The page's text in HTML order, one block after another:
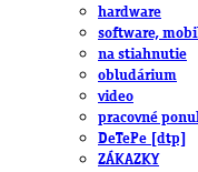
hardware
software,
na stiahnutie
obludárium
video
pracovné
DeTePe [dtp]
ZÁKAZKY